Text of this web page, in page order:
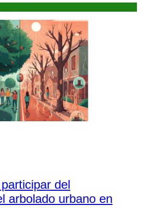
del
arbolado urbano en